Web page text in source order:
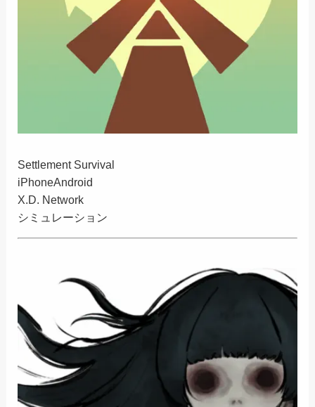
Settlement Survival
iPhoneAndroid
X.D. Network
シミュレーション